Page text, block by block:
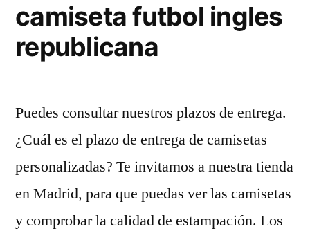
camiseta futbol ingles
republicana
Puedes consultar nuestros plazos de entrega.
¿Cuál es el plazo de entrega de camisetas
personalizadas? Te invitamos a nuestra tienda
en Madrid, para que puedas ver las camisetas
y comprobar la calidad de estampación. Los